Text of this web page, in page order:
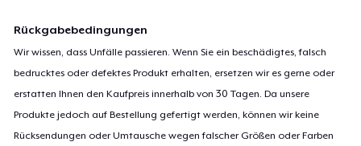
Rückgabebedingungen
Wir wissen, dass Unfälle passieren. Wenn Sie ein beschädigtes, falsch
bedrucktes oder defektes Produkt erhalten, ersetzen wir es gerne oder
erstatten Ihnen den Kaufpreis innerhalb von 30 Tagen. Da unsere
Produkte jedoch auf Bestellung gefertigt werden, können wir keine
Rücksendungen oder Umtausche wegen falscher Größen oder Farben